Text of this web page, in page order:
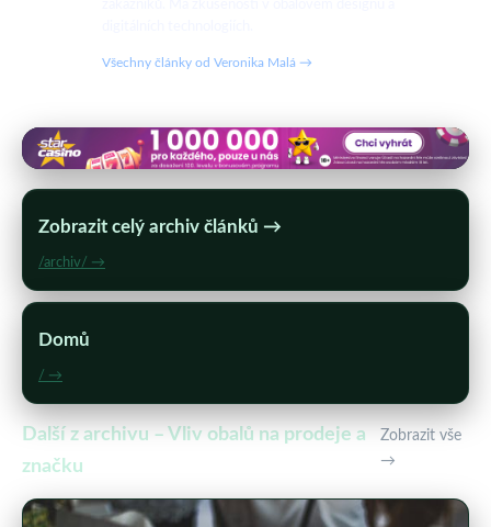
Všechny články od Veronika Malá →
Zobrazit celý archiv článků →
/archiv/ →
Domů
/ →
Další z archivu – Vliv obalů na prodeje a
značku
Zobrazit vše
→